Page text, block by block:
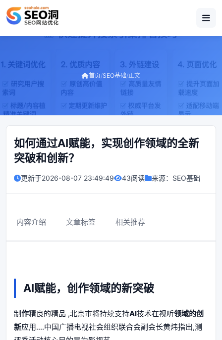
首页/SEO基础/正文
如何通过AI赋能，实现创作领域的全新
突破和创新？
更新于2026-08-07 23:49:49 43阅读 来源： SEO基础
内容介绍 文章标签 相关推荐
AI赋能，创作领域的新突破
制作精良的精品 ,北京市将持续支持AI技术在视听领域的创
新应用....中国广播电视社会组织联合会副会长黄炜指出,测